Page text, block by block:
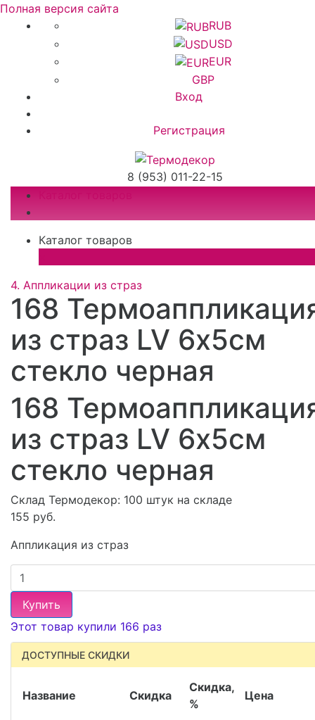
Полная версия сайта
RUB
USD
EUR
GBP
Вход
Регистрация
8 (953) 011-22-15
Каталог товаров
4. Аппликации из страз
168
из страз LV 6х5см
стекло черная
168
из страз LV 6х5см
стекло черная
Склад Термодекор: 100 штук на складе
155 руб.
Аппликация из страз
Купить
Этот товар купили 166 раз
ДОСТУПНЫЕ СКИДКИ
Название Скидка
Скидка,
%
Цена